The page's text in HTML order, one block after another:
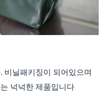
비닐패키징이 되어있으며
넉넉한 제품입니다